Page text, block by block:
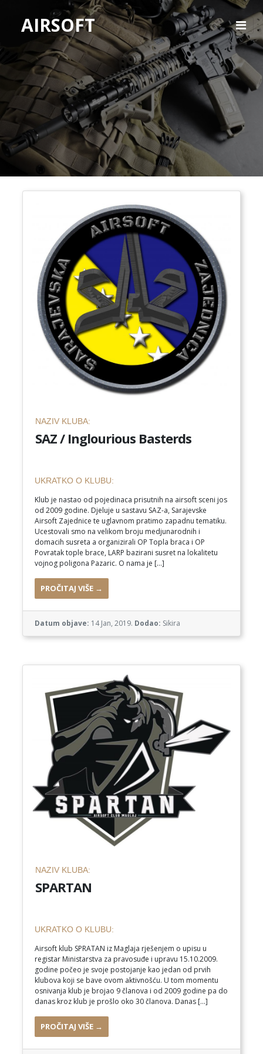
AIRSOFT
NAZIV KLUBA:
SAZ / Inglourious Basterds
UKRATKO O KLUBU:
Klub je nastao od pojedinaca prisutnih na airsoft sceni jos
od 2009 godine. Djeluje u sastavu SAZ-a, Sarajevske
Airsoft Zajednice te uglavnom pratimo zapadnu tematiku.
Ucestovali smo na velikom broju medjunarodnih i
domacih susreta a organizirali OP Topla braca i OP
Povratak tople brace, LARP bazirani susret na lokalitetu
vojnog poligona Pazaric. O nama je […]
PROČITAJ VIŠE →
Datum objave: 14 Jan, 2019. Dodao: Sikira
NAZIV KLUBA:
SPARTAN
UKRATKO O KLUBU:
Airsoft klub SPRATAN iz Maglaja rješenjem o upisu u
registar Ministarstva za pravosuđe i upravu 15.10.2009.
godine počeo je svoje postojanje kao jedan od prvih
klubova koji se bave ovom aktivnošću. U tom momentu
osnivanja klub je brojao 9 članova i od 2009 godine pa do
danas kroz klub je prošlo oko 30 članova. Danas […]
PROČITAJ VIŠE →